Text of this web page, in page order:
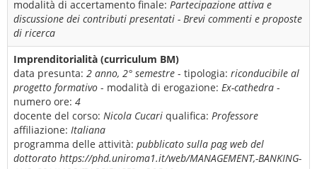
modalità di accertamento finale: Partecipazione attiva e
discussione dei contributi presentati - Brevi commenti e proposte
di ricerca
Imprenditorialità (curriculum BM)
data presunta: 2 anno, 2° semestre - tipologia: riconducibile al
progetto formativo - modalità di erogazione: Ex-cathedra -
numero ore: 4
docente del corso: Nicola Cucari qualifica: Professore
affiliazione: Italiana
programma delle attività: pubblicato sulla pag web del
dottorato https://phd.uniroma1.it/web/MANAGEMENT,-BANKING-